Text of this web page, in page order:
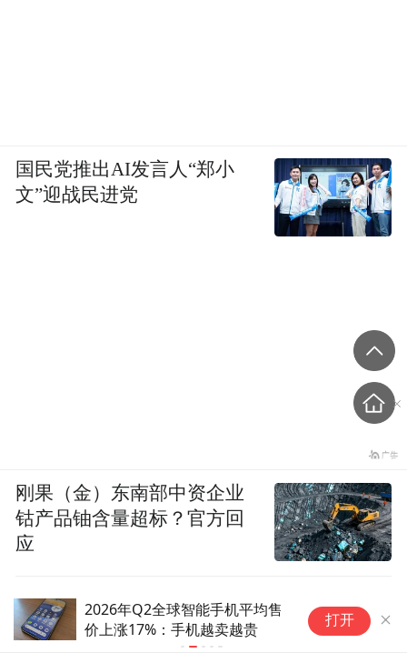
全球平板市场进入低迷期，但联
想逆势同比大涨27%
打开
国民党推出AI发言人“郑小
文”迎战民进党
刚果（金）东南部中资企业
钴产品铀含量超标？官方回
应